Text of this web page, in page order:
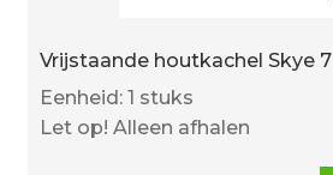
Vrijstaande houtkachel Skye 7
Eenheid: 1 stuks
Let op! Alleen afhalen